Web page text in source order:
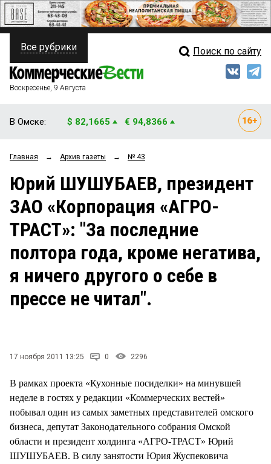
ПОЛИТИКА
ФИНАНСЫ
ОБЩЕСТВО
ЗАКОН
НОВОСТИ КОМПАНИЙ
СТИЛЬ ЖИЗНИ
Свежий выпуск
Рейтинги
Блоги
Архив
Все рубрики Поиск по сайту
Воскресенье, 9 Августа
В Омске: $ 82,1665 € 94,8366
Главная → Архив газеты → № 43
Юрий ШУШУБАЕВ, президент
ЗАО «Корпорация «АГРО-
ТРАСТ»: "За последние
полтора года, кроме негатива,
я ничего другого о себе в
прессе не читал".
17 ноября 2011 13:25 0 2296
В рамках проекта «Кухонные посиделки» на минувшей
неделе в гостях у редакции «Коммерческих вестей»
побывал один из самых заметных представителей омского
бизнеса, депутат Законодательного собрания Омской
области и президент холдинга «АГРО-ТРАСТ» Юрий
ШУШУБАЕВ. В силу занятости Юрия Жуспековича